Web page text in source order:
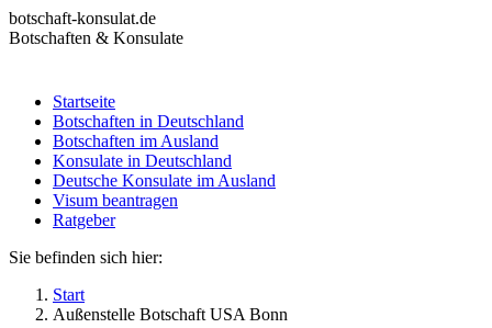
Zum
Inhalt
botschaft-konsulat.de
Botschaften & Konsulate
Startseite
Botschaften in Deutschland
Botschaften im Ausland
Konsulate in Deutschland
Deutsche Konsulate im Ausland
Visum beantragen
Ratgeber
Startseite
Botschaften in Deutschland
Botschaften im Ausland
Konsulate in Deutschland
Deutsche Konsulate im Ausland
Visum beantragen
Ratgeber
Sie befinden sich hier:
Start
Außenstelle Botschaft USA Bonn